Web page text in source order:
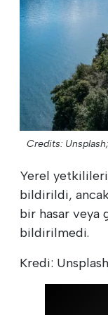
Credits: Unsplash;
Yerel
bildirildi,
bir hasar veya
bildirilmedi.
Kredi: